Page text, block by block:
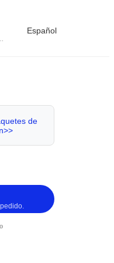
Español
de